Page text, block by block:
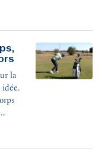
la
idée.